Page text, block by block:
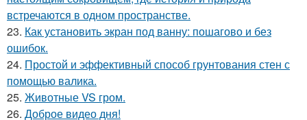
встречаются в одном пространстве.
23. Как установить экран под ванну: пошагово и без
ошибок.
24. Простой и эффективный способ грунтования стен с
помощью валика.
25. Животные VS гром.
26. Доброе видео дня!